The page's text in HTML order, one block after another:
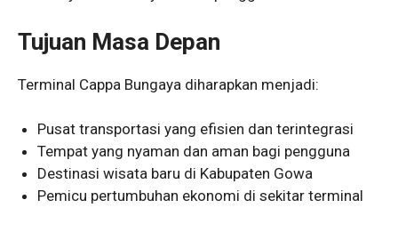
Tujuan Masa Depan
Terminal Cappa Bungaya diharapkan menjadi:
Pusat transportasi yang efisien dan terintegrasi
Tempat yang nyaman dan aman bagi pengguna
Destinasi wisata baru di Kabupaten Gowa
Pemicu pertumbuhan ekonomi di sekitar terminal